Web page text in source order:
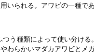
いられる。 アワビの一種で
つう種類によって使い分け
わらかいマダカアワビとメ